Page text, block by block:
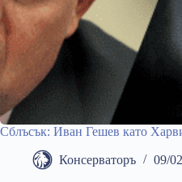
Сблъсък: Иван Гешев като
Консерваторъ 09/